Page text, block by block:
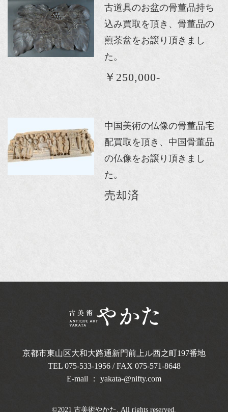
古道具のお盆の骨董品持ち
込み買取を頂き、骨董品の
煎茶盆をお譲り頂きまし
た。
￥250,000-
中国美術の仏像の骨董品宅
配買取を頂き、中国骨董品
の仏像をお譲り頂きまし
た。
売却済
京都市東山区大和大路通新門前上ル西之町197番地
TEL 075-533-1956/ FAX 075-571-8648
E-mail ： yakata-@nifty.com
©2021 古美術やかた. All rights reserved.